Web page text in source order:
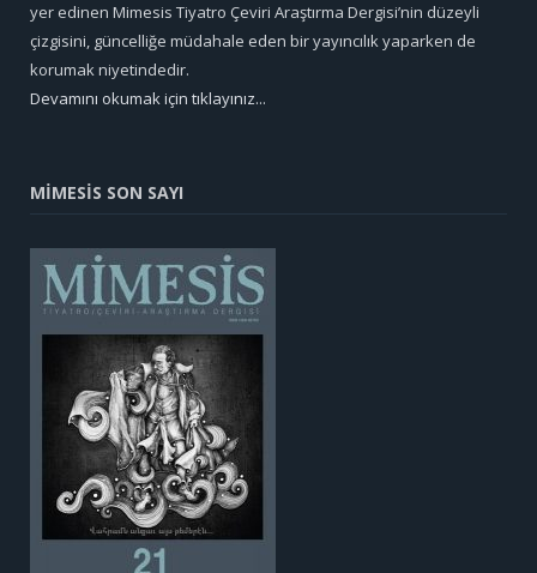
yer edinen Mimesis Tiyatro Çeviri Araştırma Dergisi’nin düzeyli
çizgisini, güncelliğe müdahale eden bir yayıncılık yaparken de
korumak niyetindedir.
Devamını okumak için tıklayınız...
MİMESİS SON SAYI